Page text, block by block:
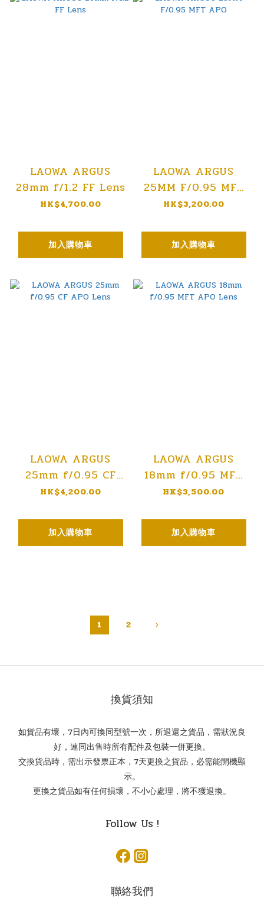
LAOWA ARGUS
28mm f/1.2 FF Lens
HK$4,700.00
加入購物車
LAOWA ARGUS
25MM F/0.95 MFT
APO
HK$3,200.00
加入購物車
LAOWA ARGUS
25mm f/0.95 CF
APO Lens
HK$4,200.00
加入購物車
LAOWA ARGUS
18mm f/0.95 MFT
APO Lens
HK$3,500.00
加入購物車
1 2
換貨須知
如貨品有壞，7日內可換同型號一次，所退還之貨品，需狀況良
好，連同出售時所有配件及包裝一併更換。
交換貨品時，需出示發票正本，7天更換之貨品，必需能開機顯
示。
更換之貨品如有任何損壞，不小心處理，將不獲退換。
Follow Us !
聯絡我們